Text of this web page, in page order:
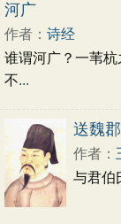
河广
作者： 诗经
谁谓河广？一苇
不...
送魏
作者：
与君伯